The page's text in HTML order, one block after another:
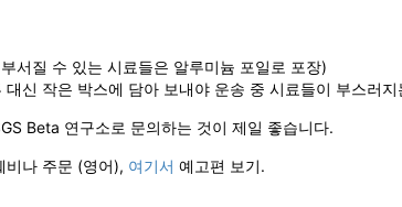
서질 수 있는 시료들은 알루미늄 포일로 포장)
신 작은 박스에 담아 보내야 운송 중 시료들이 부스러
Beta 연구소로 문의하는 것이 제일 좋습니다.
비나 주문 (영어), 여기서 예고편 보기.